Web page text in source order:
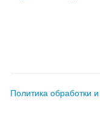
Политика обработки